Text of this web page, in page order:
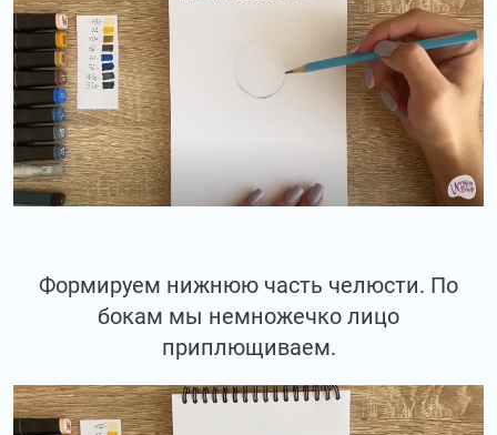
Формируем нижнюю часть челюсти. По
бокам мы немножечко лицо
приплющиваем.